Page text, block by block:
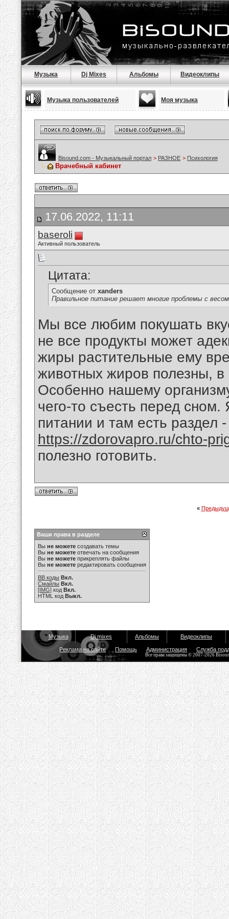
Музыка Dj Mixes Альбомы Видеоклипы
Музыка пользователей Моя музыка
Bisound.com - Музыкальный портал > РАЗНОЕ > Психология
Врачебный кабинет
17.06.2022, 11:11
baseroli
Активный пользователь
Цитата:
Сообщение от xanders
Правильное питание решает многие проблемы с
Мы все любим покушать
не все продукты может
жиры растительные ему
животных жиров полезны, в
Особенно нашему
чего-то съесть перед
питании и там есть раздел
https://zdorovapro.ru/chto-
полезно готовить.
«
Ваши права в разделе
Вы не можете создавать темы
Вы не можете отвечать на сообщения
Вы не можете прикреплять файлы
Вы не можете редактировать сообщения
BB коды Вкл.
Смайлы Вкл.
[IMG] код Вкл.
HTML код Выкл.
Музыка Dj mixes Альбомы Видеоклипы
Реклама на сайте Помощь Администрация Служба
Все права защищены © 2007-2026